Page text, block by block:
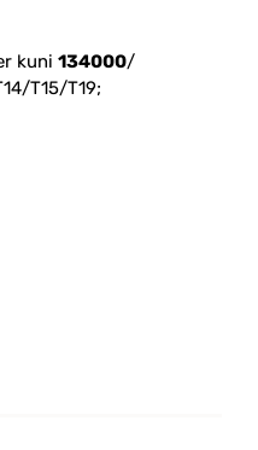
kuni 134000/
T15/T19;